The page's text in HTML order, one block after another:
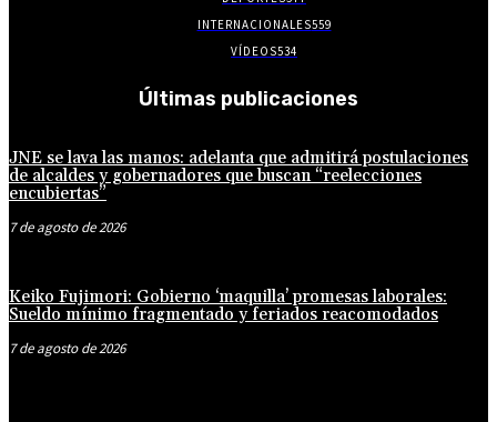
INTERNACIONALES559
VÍDEOS534
Últimas publicaciones
JNE se lava las manos: adelanta que admitirá postulaciones
de alcaldes y gobernadores que buscan “reelecciones
encubiertas”
7 de agosto de 2026
Keiko Fujimori: Gobierno ‘maquilla’ promesas laborales:
Sueldo mínimo fragmentado y feriados reacomodados
7 de agosto de 2026